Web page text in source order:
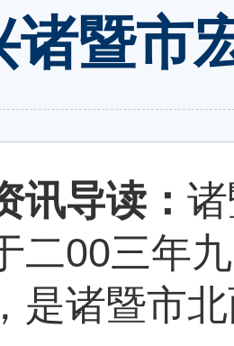
诸暨市
讯导读：
二00三年
是诸暨市